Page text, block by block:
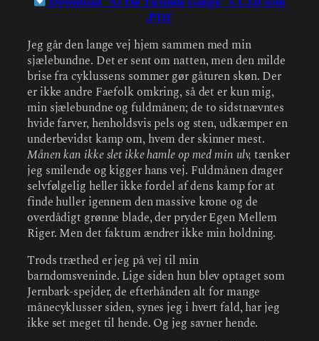
.PDF
Jeg går den lange vej hjem sammen med min
sjælebundne. Det er sent om natten, men den milde
brise fra cyklussens sommer gør gåturen skøn. Der
er ikke andre Faefolk omkring, så det er kun mig,
min sjælebundne og fuldmånen; de to sidstnævntes
hvide farver, henholdsvis pels og sten, udkæmper en
underbevidst kamp om, hvem der skinner mest.
Månen kan ikke slet ikke hamle op med min ulv, tænker
jeg smilende og kigger hans vej. Fuldmånen drager
selvfølgelig heller ikke fordel af dens kamp for at
finde huller igennem den massive krone og de
overdådigt grønne blade, der pryder Egen Mellem
Riger. Men det faktum ændrer ikke min holdning.
Trods træthed er jeg på vej til min
barndomsveninde. Lige siden hun blev optaget som
Jernbark-spejder, de efterhånden alt for mange
månecyklusser siden, synes jeg i hvert fald, har jeg
ikke set meget til hende. Og jeg savner hende.